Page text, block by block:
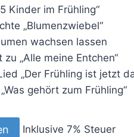
Kinder im Frühling“
„Blumenzwiebel“
wachsen lassen
zu „Alle meine Entchen“
„Der Frühling ist jetzt
gehört zum Frühling“
Inklusive 7% Steuer